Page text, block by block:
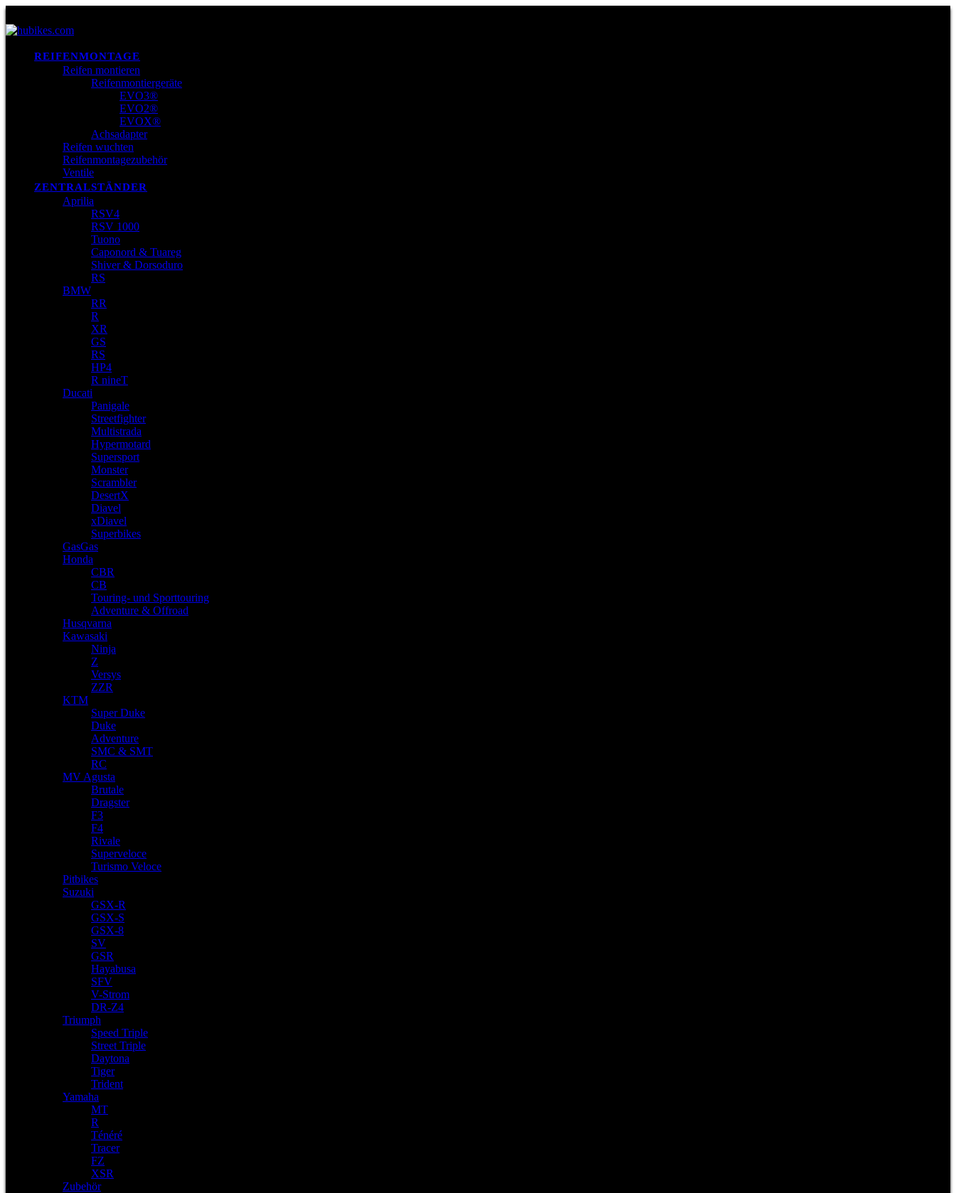
REIFENMONTAGE
Reifen montieren
Reifenmontiergeräte
EVO3®
EVO2®
EVOX®
Achsadapter
Reifen wuchten
Reifenmontagezubehör
Ventile
ZENTRALSTÄNDER
Aprilia
RSV4
RSV 1000
Tuono
Caponord & Tuareg
Shiver & Dorsoduro
RS
BMW
RR
R
XR
GS
RS
HP4
R nineT
Ducati
Panigale
Streetfighter
Multistrada
Hypermotard
Supersport
Monster
Scrambler
DesertX
Diavel
xDiavel
Superbikes
GasGas
Honda
CBR
CB
Touring- und Sporttouring
Adventure & Offroad
Husqvarna
Kawasaki
Ninja
Z
Versys
ZZR
KTM
Super Duke
Duke
Adventure
SMC & SMT
RC
MV Agusta
Brutale
Dragster
F3
F4
Rivale
Superveloce
Turismo Veloce
Pitbikes
Suzuki
GSX-R
GSX-S
GSX-8
SV
GSR
Hayabusa
SFV
V-Strom
DR-Z4
Triumph
Speed Triple
Street Triple
Daytona
Tiger
Trident
Yamaha
MT
R
Ténéré
Tracer
FZ
XSR
Zubehör